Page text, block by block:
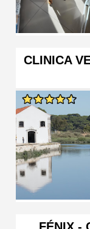
CLINICA
FÉNIX -